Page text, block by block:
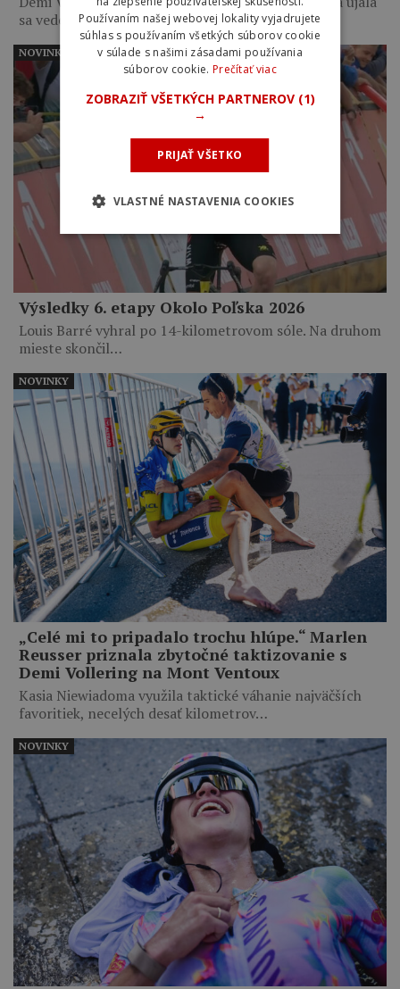
sa vedenia…
Výsledky 6. etapy Okolo Poľska 2026
Louis Barré vyhral po 14-kilometrovom sóle. Na druhom
mieste skončil…
NOVINKY
„Celé mi to pripadalo trochu hlúpe.“ Marlen
Reusser priznala zbytočné taktizovanie s
Demi Vollering na Mont Ventoux
Kasia Niewiadoma využila taktické váhanie najväčších
favoritiek, necelých desať kilometrov…
NOVINKY
NOVINKY
Používaním našej webovej lokality vyjadrujete
súhlas s používaním všetkých súborov cookie
v súlade s našimi zásadami používania
súborov cookie. Prečítať viac
ZOBRAZIŤ VŠETKÝCH PARTNEROV (1)
→
PRIJAŤ VŠETKO
VLASTNÉ NASTAVENIA COOKIES